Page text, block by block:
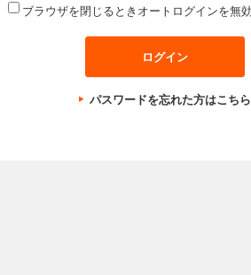
ブラウザを閉じるときオートログインを無
パスワードを忘れた方はこちら